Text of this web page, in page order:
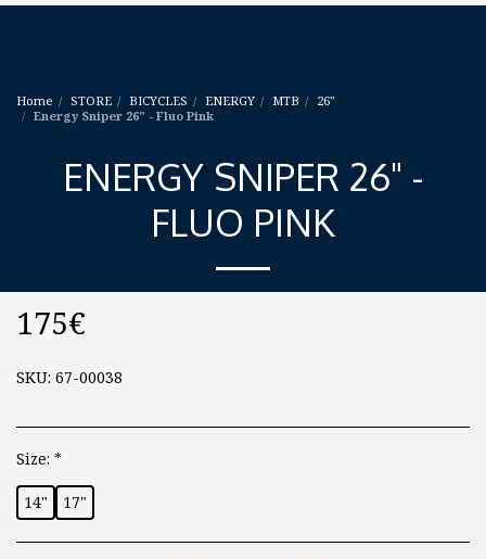
Home STORE BICYCLES ENERGY MTB
26"
Energy Sniper 26" - Fluo Pink
ENERGY SNIPER 26" -
FLUO PINK
175€
SKU: 67-00038
Size: *
14" 17"